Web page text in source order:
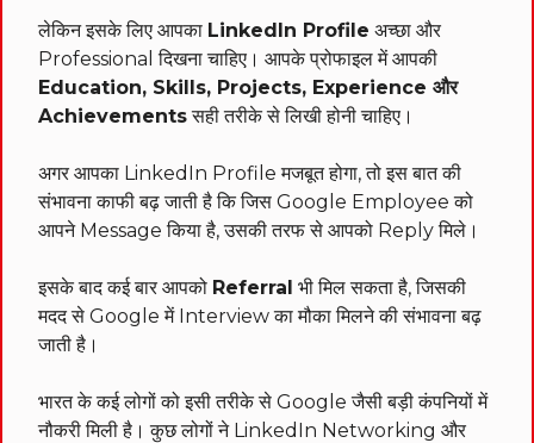
लेकिन इसके लिए आपका LinkedIn Profile अच्छा और
Professional दिखना चाहिए। आपके प्रोफाइल में आपकी
Education, Skills, Projects, Experience और
Achievementsसही तरीके से लिखी होनी चाहिए।
अगर आपका LinkedIn Profile मजबूत होगा, तो इस बात की
संभावना काफी बढ़ जाती है कि जिस Google Employee को
आपने Message किया है, उसकी तरफ से आपको Reply मिले।
इसके बाद कई बार आपको Referral भी मिल सकता है, जिसकी
मदद से Google में Interview का मौका मिलने की संभावना बढ़
जाती है।
भारत के कई लोगों को इसी तरीके से Google जैसी बड़ी कंपनियों में
नौकरी मिली है। कुछ लोगों ने LinkedIn Networking और